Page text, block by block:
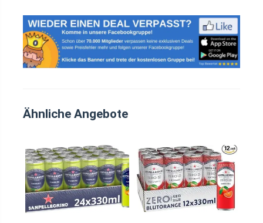
Ähnliche Angebote